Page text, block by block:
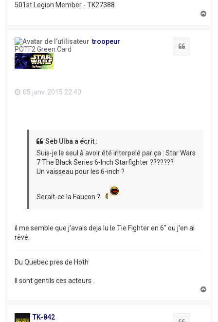
501st Legion Member - TK27388
troopeur
POTF2 Green Card
05 janv. 2015 22:40
Seb Ulba a écrit :
Suis-je le seul à avoir été interpelé par ça : Star Wars
7 The Black Series 6-Inch Starfighter ???????
Un vaisseau pour les 6-inch ?
Serait-ce la Faucon ?
il me semble que j'avais deja lu le Tie Fighter en 6" ou j'en ai
rêvé.
Du Quebec pres de Hoth
Il sont gentils ces acteurs .
TK-842